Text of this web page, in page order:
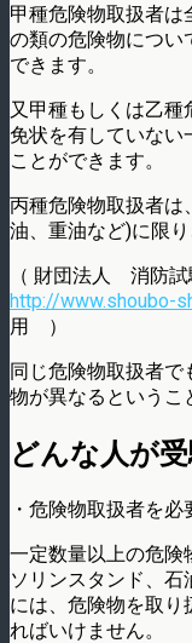
甲種危険物取扱者は
の類の危険物につい
できます。
又甲種もしくは乙
免状を有していない
ことができます。
丙種危険物取扱者は
油、重油など)に限
（ 財団法人 消防
http://www.shoubo-
用 ）
同じ危険物取扱者で
物が異なるというこ
どんな人が
・危険物取扱者を
一定数量以上の危険
ソリンスタンド、
には、危険物を取り
ればいけません。